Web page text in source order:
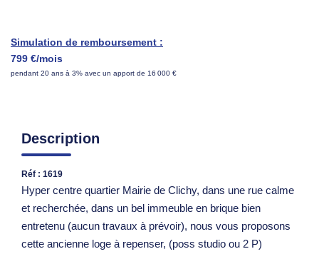
Simulation de remboursement :
799 €/mois
pendant 20 ans à 3% avec un apport de 16 000 €
Description
Réf : 1619
Hyper centre quartier Mairie de Clichy, dans une rue calme
et recherchée, dans un bel immeuble en brique bien
entretenu (aucun travaux à prévoir), nous vous proposons
cette ancienne loge à repenser, (poss studio ou 2 P)